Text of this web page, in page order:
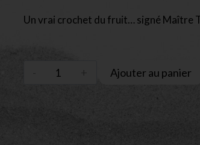
Un vrai crochet du fruit… signé Maître
Ajouter au panier